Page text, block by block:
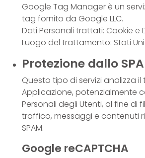
Google Tag Manager è un
tag fornito da Google LLC.
Dati Personali trattati: Cookie e
Luogo del trattamento: Stati
Protezione dallo
Questo tipo di servizi analizza
Applicazione, potenzialmente
Personali degli Utenti, al fine di
traffico, messaggi e contenuti
SPAM.
Google reCAPTCHA